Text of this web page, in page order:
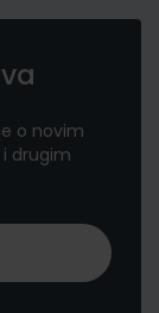
o novim
drugim